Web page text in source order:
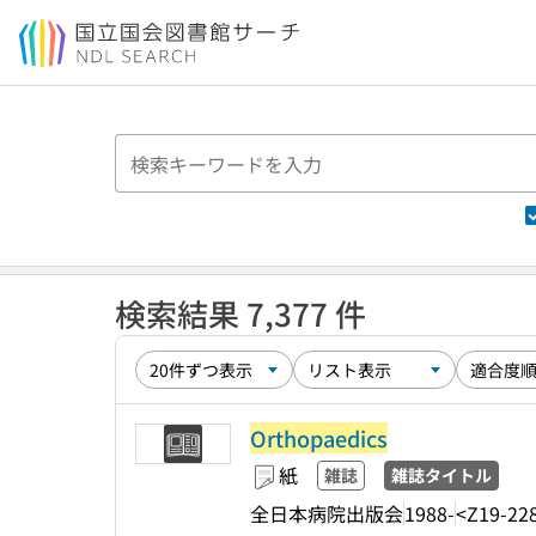
本文へ移動
検索結果 7,377 件
Orthopaedics
紙 雑誌 雑誌タイトル
全日本病院出版会1988-<Z19-